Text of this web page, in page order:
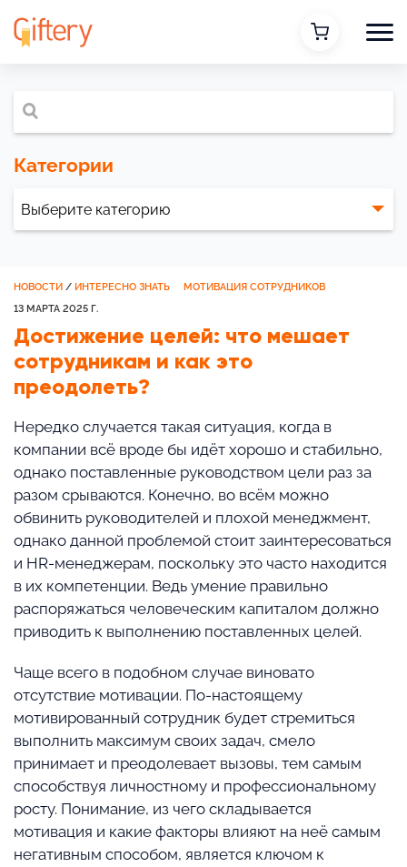
Категории
НОВОСТИ / ИНТЕРЕСНО ЗНАТЬ
МОТИВАЦИЯ СОТРУДНИКОВ
13 МАРТА 2025 Г.
Достижение целей: что мешает
сотрудникам и как это
преодолеть?
Нередко случается такая ситуация, когда в
компании всё вроде бы идёт хорошо и стабильно,
однако поставленные руководством цели раз за
разом срываются. Конечно, во всём можно
обвинить руководителей и плохой менеджмент,
однако данной проблемой стоит заинтересоваться
и HR-менеджерам, поскольку это часто находится
в их компетенции. Ведь умение правильно
распоряжаться человеческим капиталом должно
приводить к выполнению поставленных целей.
Чаще всего в подобном случае виновато
отсутствие мотивации. По-настоящему
мотивированный сотрудник будет стремиться
выполнить максимум своих задач, смело
принимает и преодолевает вызовы, тем самым
способствуя личностному и профессиональному
росту. Понимание, из чего складывается
мотивация и какие факторы влияют на неё самым
негативным способом, является ключом к